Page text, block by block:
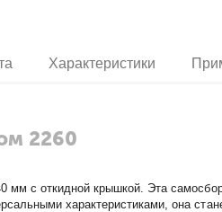
Характеристики
2260
мм с откидной крышкой. Эта
характеристиками, она